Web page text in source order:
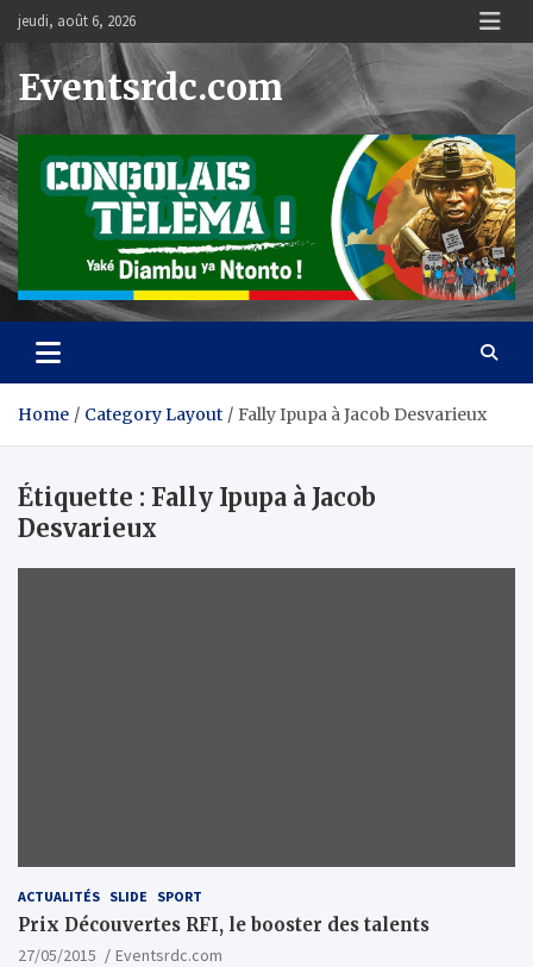
Skip
content
jeudi, août 6, 2026
Eventsrdc.com
Home Category Layout Fally Ipupa à Jacob Desvarieux
Étiquette : Fally Ipupa à Jacob
Desvarieux
ACTUALITÉS SLIDE SPORT
Prix Découvertes RFI, le booster des talents
27/05/2015
Eventsrdc.com